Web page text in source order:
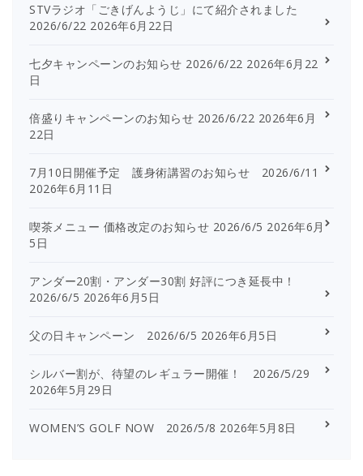
STVラジオ「ごきげんようじ」にて紹介されました
2026/6/22 2026年6月22日
七夕キャンペーンのお知らせ 2026/6/22 2026年6月22
日
倍盛りキャンペーンのお知らせ 2026/6/22 2026年6月
22日
7月10日開催予定 護身術講習のお知らせ 2026/6/11
2026年6月11日
喫茶メニュー 価格改定のお知らせ 2026/6/5 2026年6月
5日
アンダー20割・アンダー30割 好評につき延長中！
2026/6/5 2026年6月5日
父の日キャンペーン 2026/6/5 2026年6月5日
シルバー割が、待望のレギュラー開催！ 2026/5/29
2026年5月29日
WOMEN’S GOLF NOW 2026/5/8 2026年5月8日